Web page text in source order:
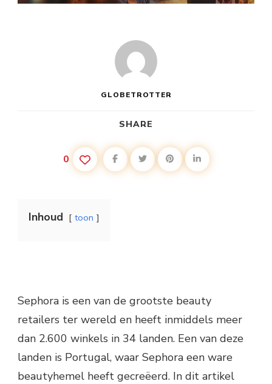
GLOBETROTTER
SHARE
0
Inhoud toon
Sephora is een van de grootste beauty
retailers ter wereld en heeft inmiddels meer
dan 2.600 winkels in 34 landen. Een van deze
landen is Portugal, waar Sephora een ware
beautyhemel heeft gecreëerd. In dit artikel